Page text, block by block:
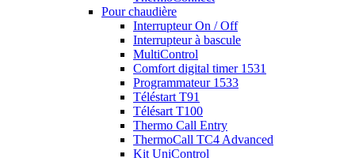
Pour chaudière
Interrupteur On / Off
Interrupteur à bascule
MultiControl
Comfort digital timer 1531
Programmateur 1533
Téléstart T91
Télésart T100
Thermo Call Entry
ThermoCall TC4 Advanced
Kit UniControl